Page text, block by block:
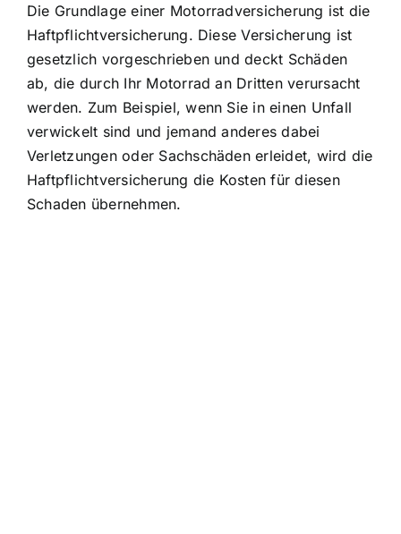
Die Grundlage einer Motorradversicherung ist die
Haftpflichtversicherung. Diese Versicherung ist
gesetzlich vorgeschrieben und deckt Schäden
ab, die durch Ihr Motorrad an Dritten verursacht
werden. Zum Beispiel, wenn Sie in einen Unfall
verwickelt sind und jemand anderes dabei
Verletzungen oder Sachschäden erleidet, wird die
Haftpflichtversicherung die Kosten für diesen
Schaden übernehmen.